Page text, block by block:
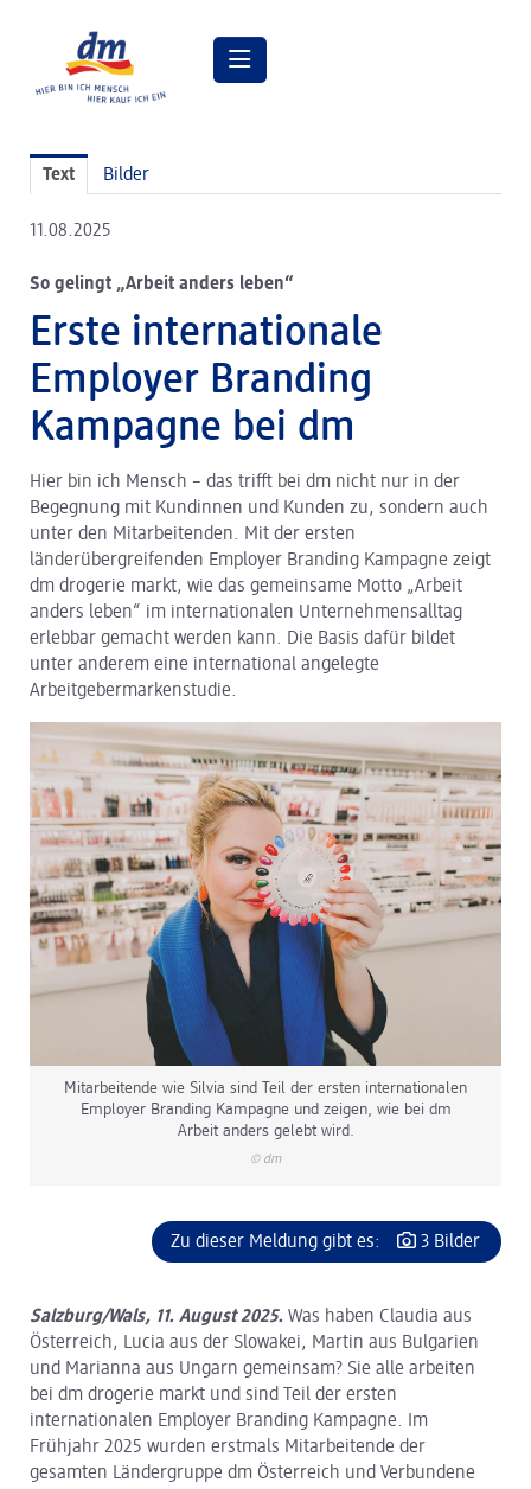
Pressebilder
dm Geschäftsführung
dm Markt
dm friseurstudio
dm kosmetikstudio
Verantwortung
Lehre bei dm
Arbeiten bei dm
dm Logistik
dm Online Shop
Über dm
Pressekontakt
ACTIVE BEAUTY
Text Bilder
11.08.2025
So gelingt „Arbeit anders leben“
Erste internationale
Employer Branding
Kampagne bei dm
Hier bin ich Mensch – das trifft bei dm nicht nur in der
Begegnung mit Kundinnen und Kunden zu, sondern auch
unter den Mitarbeitenden. Mit der ersten
länderübergreifenden Employer Branding Kampagne zeigt
dm drogerie markt, wie das gemeinsame Motto „Arbeit
anders leben“ im internationalen Unternehmensalltag
erlebbar gemacht werden kann. Die Basis dafür bildet
unter anderem eine international angelegte
Arbeitgebermarkenstudie.
Mitarbeitende wie Silvia sind Teil der ersten internationalen
Employer Branding Kampagne und zeigen, wie bei dm
Arbeit anders gelebt wird.
© dm
Zu dieser Meldung gibt es: 3 Bilder
Salzburg/Wals, 11. August 2025. Was haben Claudia aus
Österreich, Lucia aus der Slowakei, Martin aus Bulgarien
und Marianna aus Ungarn gemeinsam? Sie alle arbeiten
bei dm drogerie markt und sind Teil der ersten
internationalen Employer Branding Kampagne. Im
Frühjahr 2025 wurden erstmals Mitarbeitende der
gesamten Ländergruppe dm Österreich und Verbundene